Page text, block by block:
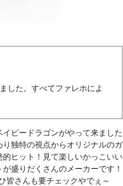
した。すべてファレホによ
ビードラゴンがやって来ました
独特の視点からオリジナルのガ
ヒット！見て楽しいかっこいい
盛りだくさんのメーカーです！
皆さんも要チェックやでぇ～